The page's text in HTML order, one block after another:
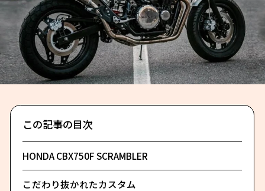
この記事の目次
HONDA CBX750F SCRAMBLER
こだわり抜かれたカスタム